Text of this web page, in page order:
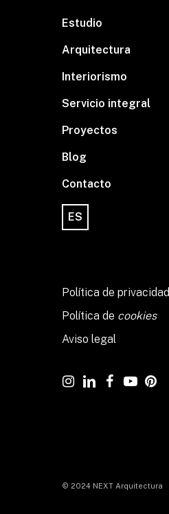
Estudio
Arquitectura
Interiorismo
Servicio integral
Proyectos
Blog
Contacto
ES
Política de privacidad
Política de cookies
Aviso legal
© 2024 NEXT Arquitectura